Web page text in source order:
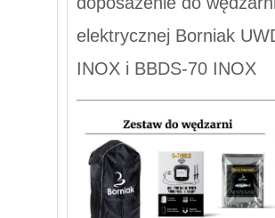
elektrycznej Borniak
INOX i BBDS-70 INOX